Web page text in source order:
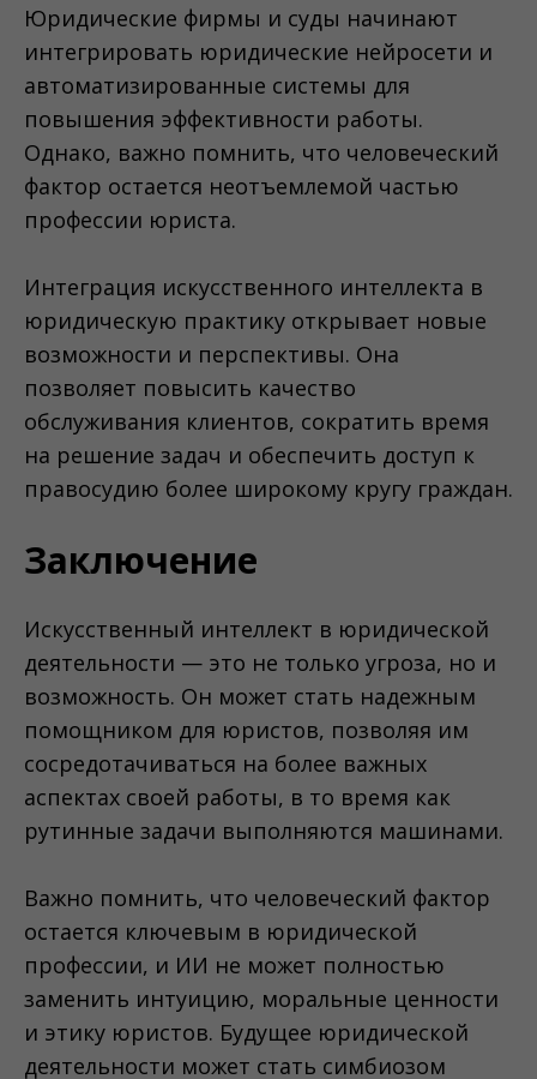
Юридические фирмы и суды начинают
интегрировать юридические нейросети и
автоматизированные системы для
повышения эффективности работы.
Однако, важно помнить, что человеческий
фактор остается неотъемлемой частью
профессии юриста.
Интеграция искусственного интеллекта в
юридическую практику открывает новые
возможности и перспективы. Она
позволяет повысить качество
обслуживания клиентов, сократить время
на решение задач и обеспечить доступ к
правосудию более широкому кругу граждан.
Заключение
Искусственный интеллект в юридической
деятельности — это не только угроза, но и
возможность. Он может стать надежным
помощником для юристов, позволяя им
сосредотачиваться на более важных
аспектах своей работы, в то время как
рутинные задачи выполняются машинами.
Важно помнить, что человеческий фактор
остается ключевым в юридической
профессии, и ИИ не может полностью
заменить интуицию, моральные ценности
и этику юристов. Будущее юридической
деятельности может стать симбиозом